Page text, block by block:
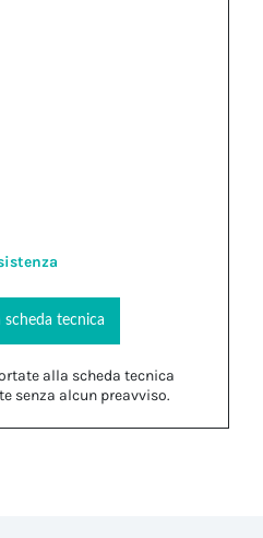
scheda tecnica
alla scheda tecnica
senza alcun preavviso.